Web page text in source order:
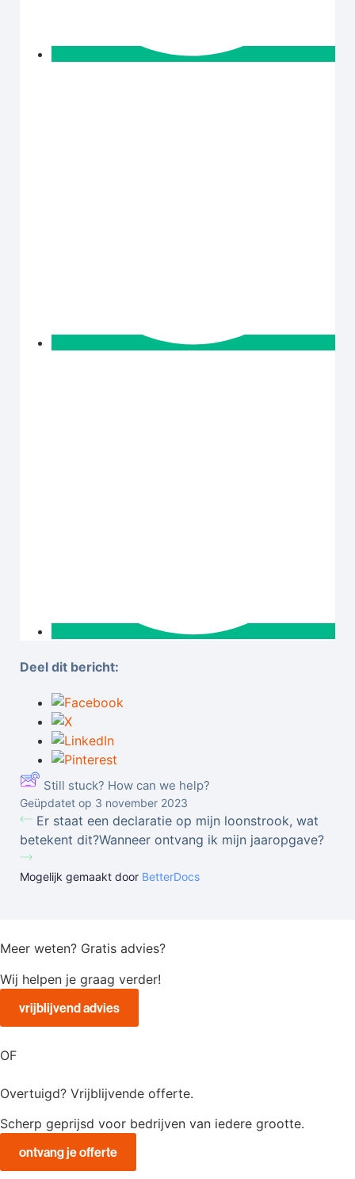
Deel dit bericht:
Still stuck? How can we help?
Geüpdatet op 3 november 2023
Er staat een declaratie op mijn loonstrook, wat
betekent dit?Wanneer ontvang ik mijn jaaropgave?
Mogelijk gemaakt door BetterDocs
Meer weten? Gratis advies?
Wij helpen je graag verder!
vrijblijvend advies
OF
Overtuigd? Vrijblijvende offerte.
Scherp geprijsd voor bedrijven van iedere grootte.
ontvang je offerte